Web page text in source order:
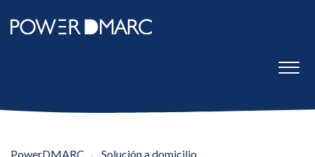
PowerDMARC
Solución a domicilio